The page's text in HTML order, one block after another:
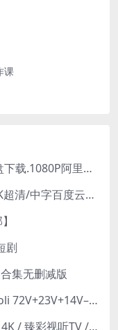
课
《新金瓶梅》杨思敏 百度云网盘下载.1080P阿里下载.国语中字.(1996)
睡了我的女上司（韩国短剧）4K超清/中字百度云网盘下载
剧
集无删减版
吃瓜：凛子同学提不起劲/小怡loli 72V+23V+14V–24.02GB】
剑来 2024 纯净版 每周四已更【4K / 臻彩视听TV / 杜比音】附电子书百度网盘下载